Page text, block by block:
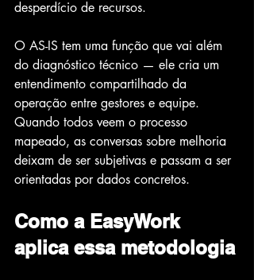
desperdício de recursos.
O AS-IS tem uma função que vai além
do diagnóstico técnico — ele cria um
entendimento compartilhado da
operação entre gestores e equipe.
Quando todos veem o processo
mapeado, as conversas sobre melhoria
deixam de ser subjetivas e passam a ser
orientadas por dados concretos.
Como a EasyWork
aplica essa metodologia